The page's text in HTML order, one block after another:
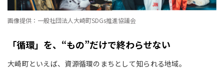
画像提供：一般社団法人大崎町SDGs推進協議会
「循環」を、“もの”だけで終わらせない
大崎町といえば、資源循環のまちとして知られる地域。